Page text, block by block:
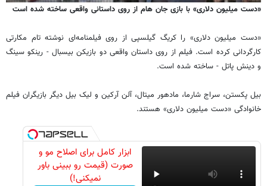
«دست میلیون دلاری» با بازی جان هام از روی داستانی واقعی ساخته شده است
«دست میلیون دلاری» را کریگ گیلسپی از روی فیلمنامه‌ای نوشته تام مکارتی
کارگردانی کرده است. فیلم از روی داستان واقعی دو بازیکن بیسبال - رینکو سینگ
و دینش پاتل - ساخته شده است.
بیل پکستن، سراج شارما، مادهور میتال، آلن آرکین و لیک بیل دیگر بازیگران فیلم
خانوادگی «دست میلیون دلاری» هستند.
ابزار کامل برای اصلاح مو و
صورت (قیمت رو ببینی باور
نمیکنی!)